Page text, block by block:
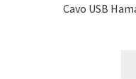
Cavo USB